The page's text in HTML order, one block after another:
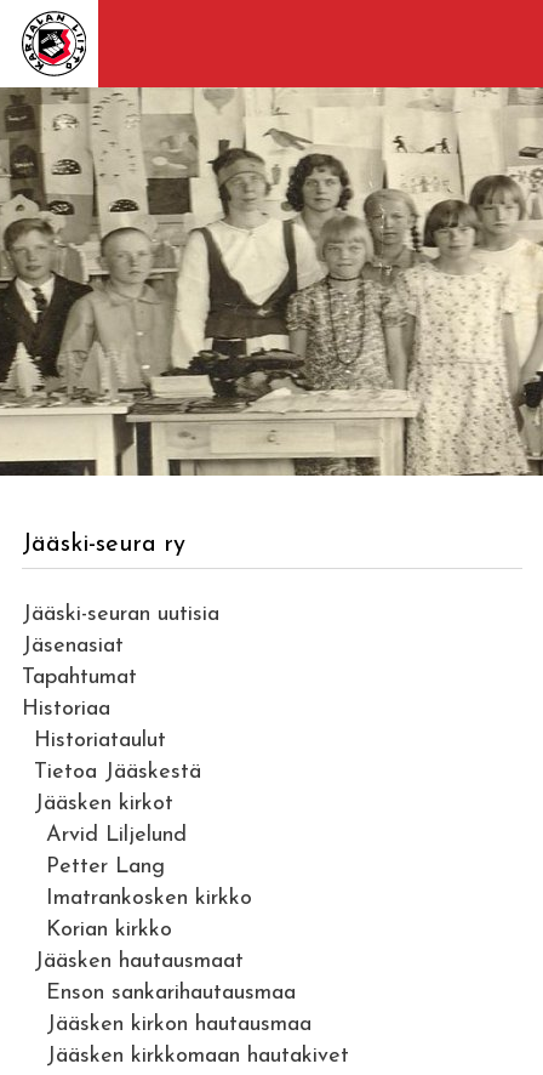
Jääski-seura ry
Jääski-seuran uutisia
Jäsenasiat
Tapahtumat
Historiaa
Historiataulut
Tietoa Jääskestä
Jääsken kirkot
Arvid Liljelund
Petter Lang
Imatrankosken kirkko
Korian kirkko
Jääsken hautausmaat
Enson sankarihautausmaa
Jääsken kirkon hautausmaa
Jääsken kirkkomaan hautakivet